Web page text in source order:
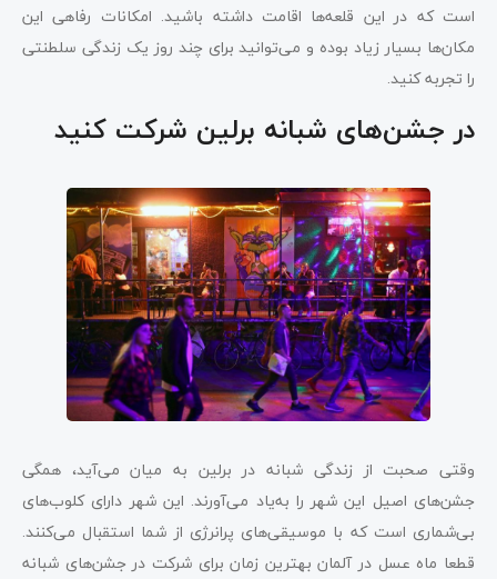
است که در این قلعه‌ها اقامت داشته باشید. امکانات رفاهی این
مکان‌ها بسیار زیاد بوده و می‌توانید برای چند روز یک زندگی سلطنتی
را تجربه کنید.
در جشن‌های شبانه برلین شرکت کنید
وقتی صحبت از زندگی شبانه در برلین به میان می‌آید، همگی
جشن‌های اصیل این شهر را به‌یاد می‌آورند. این شهر دارای کلوب‌های
بی‌شماری است که با موسیقی‌های پرانرژی از شما استقبال می‌کنند.
قطعا ماه عسل در آلمان بهترین زمان برای شرکت در جشن‌های شبانه